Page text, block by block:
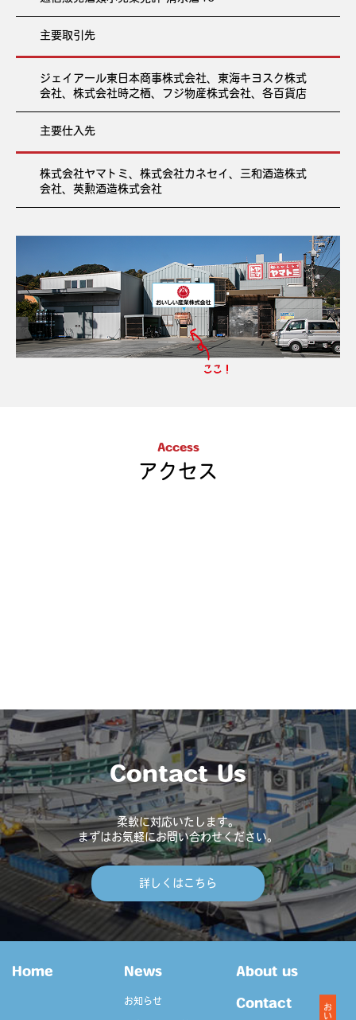
主要取引先
ジェイアール東日本商事株式会社、東海キヨスク株式
会社、株式会社時之栖、フジ物産株式会社、各百貨店
主要仕入先
株式会社ヤマトミ、株式会社カネセイ、三和酒造株式
会社、英勲酒造株式会社
Access
アクセス
Contact Us
柔軟に対応いたします。
まずはお気軽にお問い合わせください。
詳しくはこちら
Home News
お知らせ
About us
Contact